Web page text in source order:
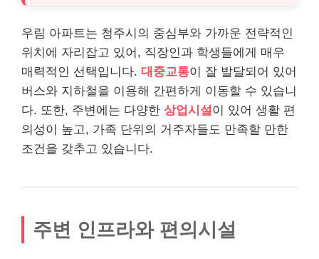
우림 아파트는 청주시의 중심부와 가까운 전략적인
위치에 자리잡고 있어, 직장인과 학생들에게 매우
매력적인 선택입니다. 대중교통이 잘 발달되어 있어
버스와 지하철을 이용해 간편하게 이동할 수 있습니
다. 또한, 주변에는 다양한 상업시설 이 있어 생활 편
의성이 높고, 가족 단위의 거주자들도 만족할 만한
조건을 갖추고 있습니다.
주변 인프라와 편의시설